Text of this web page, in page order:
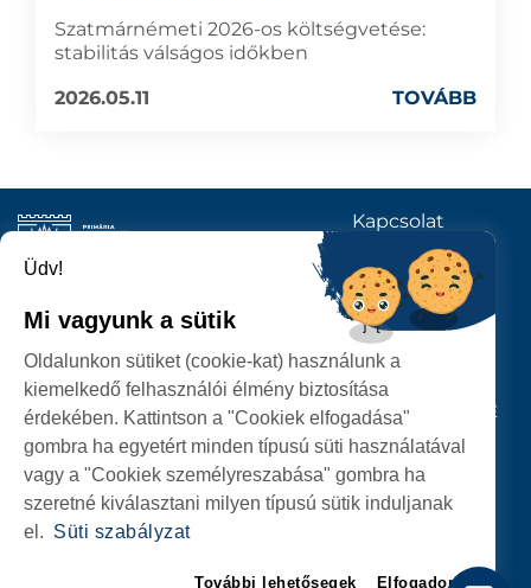
Szatmárnémeti 2026-os költségvetése:
stabilitás válságos időkben
2026.05.11
TOVÁBB
SZEMÉLYES ADATOK VÉDELME
SZATMÁRNÉMETI
POLGÁRMESTERI HIVATAL
P-ȚA 25 OCTOMBRIE, NR. 1 CORP M, 440026 SATU MARE
Kapcsolat
KÖVESSENEK
Üdv!
Mi vagyunk a sütik
Oldalunkon sütiket (cookie-kat) használunk a
kiemelkedő felhasználói élmény biztosítása
érdekében. Kattintson a "Cookiek elfogadása"
gombra ha egyetért minden típusú süti használatával
vagy a "Cookiek személyreszabása" gombra ha
szeretné kiválasztani milyen típusú sütik induljanak
el. Süti szabályzat
További lehetősegek Elfogadom